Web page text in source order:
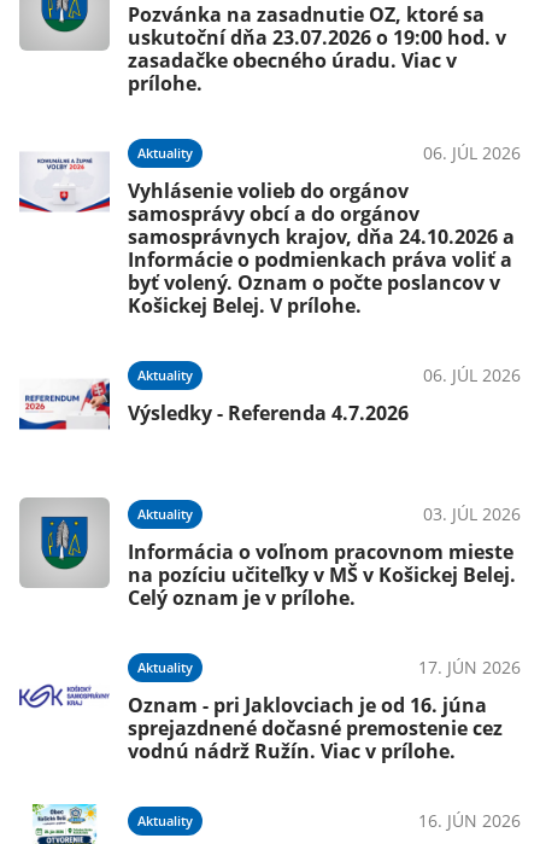
Pozvánka na zasadnutie OZ, ktoré sa
uskutoční dňa 23.07.2026 o 19:00 hod. v
zasadačke obecného úradu. Viac v
prílohe.
Aktuality 06. JÚL 2026
Vyhlásenie volieb do orgánov
samosprávy obcí a do orgánov
samosprávnych krajov, dňa 24.10.2026 a
Informácie o podmienkach práva voliť a
byť volený. Oznam o počte poslancov v
Košickej Belej. V prílohe.
Aktuality 06. JÚL 2026
Výsledky - Referenda 4.7.2026
Aktuality 03. JÚL 2026
Informácia o voľnom pracovnom mieste
na pozíciu učiteľky v MŠ v Košickej Belej.
Celý oznam je v prílohe.
Aktuality 17. JÚN 2026
Oznam - pri Jaklovciach je od 16. júna
sprejazdnené dočasné premostenie cez
vodnú nádrž Ružín. Viac v prílohe.
Aktuality 16. JÚN 2026